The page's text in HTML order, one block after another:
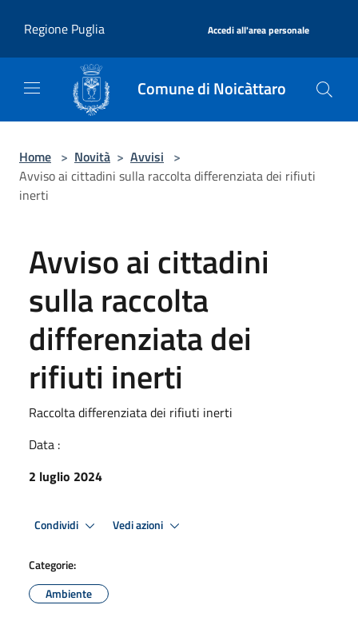
Regione Puglia
Accedi all'area personale
Comune di Noicàttaro
Home > Novità > Avvisi >
Avviso ai cittadini sulla raccolta differenziata dei rifiuti
inerti
Avviso ai cittadini
sulla raccolta
differenziata dei
rifiuti inerti
Raccolta differenziata dei rifiuti inerti
Data :
2 luglio 2024
Condividi Vedi azioni
Categorie:
Ambiente